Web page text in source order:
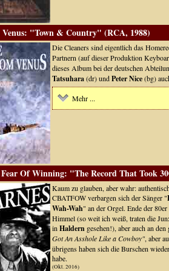
Venus: "Town & Country" (RCA, 1988)
Die Cleaners sind eigentlich das
Partnern (auf dieser Produktion
dieses Album bei der deutschen
Tatsuhara(dr) undPeter Nice(bg)
Mehr ...
Of Winning: "The Record That Took
Kaum zu glauben, aber wahr:
CBATFOW verbargen sich der Sänger "
Wah-Wah" an der Orgel. Ende der
Himmel (so weit ich weiß, traten die
in Haldern gesehen!), aber auch an
Got An Asshole Like a Cowboy", aber
übrigens haben sich die Burschen
habe.
(Okt. 2016)